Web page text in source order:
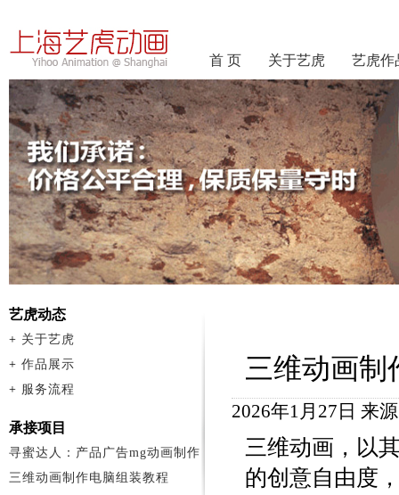
首 页 关于艺虎 艺虎作
三维动画制
2026年1月27日 来
三维动画，以
的创意自由度
艺虎动态
+ 关于艺虎
+ 作品展示
+ 服务流程
承接项目
寻蜜达人：产品广告mg动画制作
三维动画制作电脑组装教程